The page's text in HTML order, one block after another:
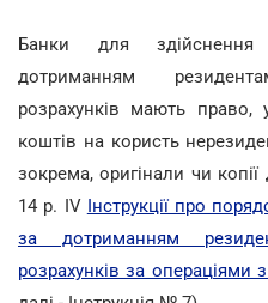
Банки для
дотриманням
розрахунків мають право,
коштів на користь
зокрема, оригінали чи
14 р. IV Інструкції про
за дотриманням
розрахунків за операціями